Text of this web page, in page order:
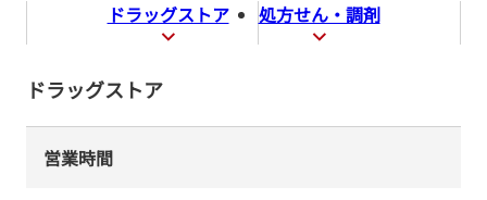
ドラッグストア 処方せん・調剤
ドラッグストア
営業時間